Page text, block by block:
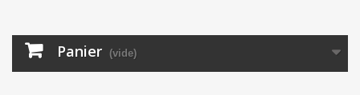
Panier (vide)